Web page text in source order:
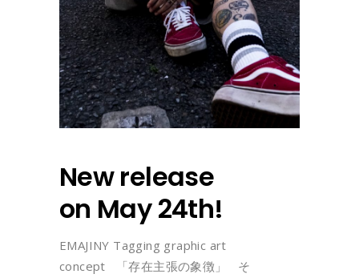
New release
on May 24th!
EMAJINY Tagging graphic art
concept 「存在主張の象徴」 そ